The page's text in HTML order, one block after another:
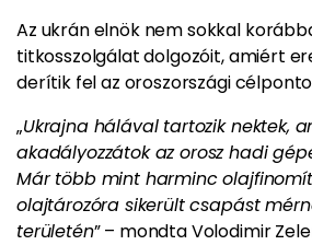
Az ukrán elnök nem sokkal
titkosszolgálat dolgozóit, amiért
derítik fel az oroszországi
„Ukrajna hálával tartozik nektek,
akadályozzátok az orosz hadi
Már több mint harminc
olajtározóra sikerült csapást
területén” – mondta Volodimir